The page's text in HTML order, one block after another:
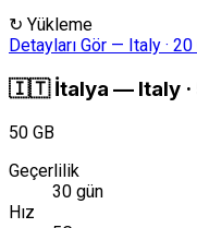
↻ Yükleme
Detayları Gör — Italy ·
🇮🇹 İtalya — Italy
50 GB
Geçerlilik
30 gün
Hız